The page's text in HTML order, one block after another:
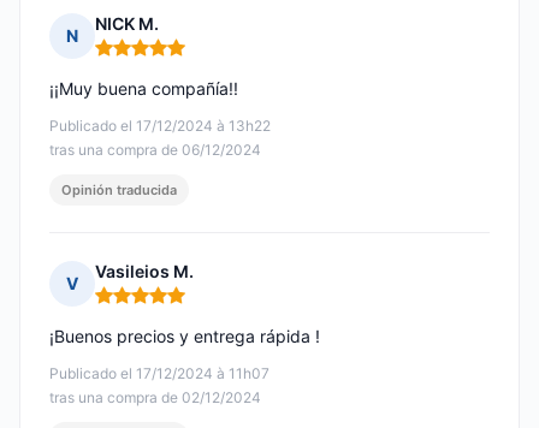
N
NICK M.
Nota: 5 de 5
Publicado el 17/12/2024 à 13h22
tras una compra de 06/12/2024
¡¡Muy buena compañía!!
Opinión traducida
V
Vasileios M.
Nota: 5 de 5
Publicado el 17/12/2024 à 11h07
tras una compra de 02/12/2024
¡Buenos precios y entrega rápida !